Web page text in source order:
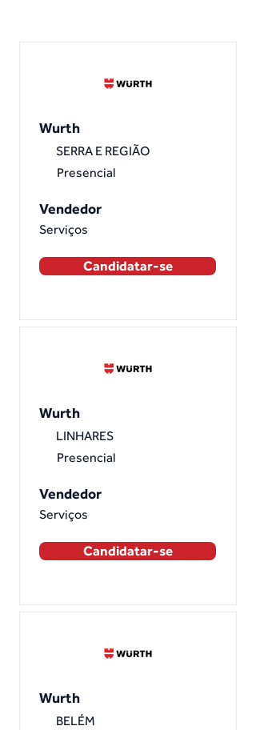
Wurth
SERRA E REGIÃO
Presencial
Vendedor
Serviços
Candidatar-se
Wurth
LINHARES
Presencial
Vendedor
Serviços
Candidatar-se
Wurth
BELÉM